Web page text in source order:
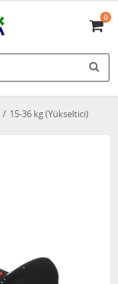
0
15-36 kg (Yükseltici)